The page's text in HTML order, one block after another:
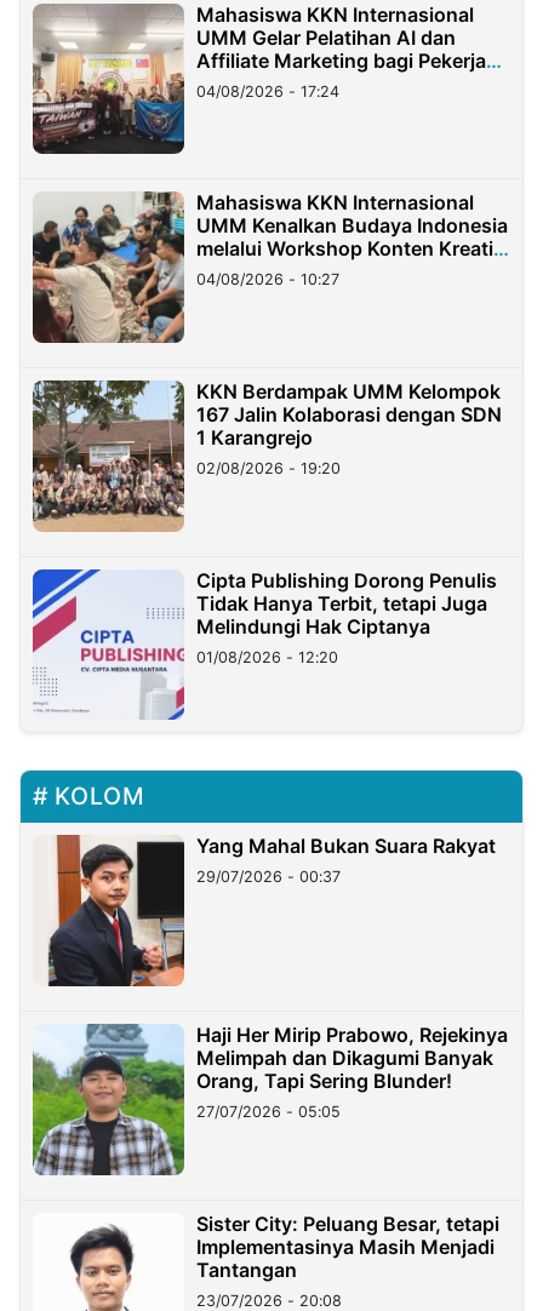
Mahasiswa KKN Internasional
UMM Gelar Pelatihan AI dan
Affiliate Marketing bagi Pekerja
Migran Indonesia di Taiwan
04/08/2026 - 17:24
Mahasiswa KKN Internasional
UMM Kenalkan Budaya Indonesia
melalui Workshop Konten Kreatif
di Taiwan
04/08/2026 - 10:27
KKN Berdampak UMM Kelompok
167 Jalin Kolaborasi dengan SDN
1 Karangrejo
02/08/2026 - 19:20
Cipta Publishing Dorong Penulis
Tidak Hanya Terbit, tetapi Juga
Melindungi Hak Ciptanya
01/08/2026 - 12:20
KOLOM
Yang Mahal Bukan Suara Rakyat
29/07/2026 - 00:37
Haji Her Mirip Prabowo, Rejekinya
Melimpah dan Dikagumi Banyak
Orang, Tapi Sering Blunder!
27/07/2026 - 05:05
Sister City: Peluang Besar, tetapi
Implementasinya Masih Menjadi
Tantangan
23/07/2026 - 20:08